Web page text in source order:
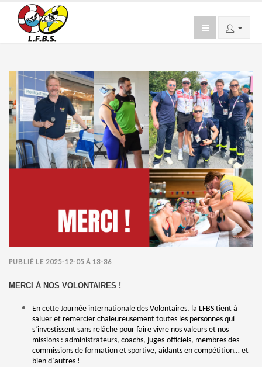
PUBLIÉ LE 2025-12-05 À 13-36
MERCI À NOS VOLONTAIRES !
En cette Journée internationale des Volontaires, la LFBS tient à
saluer et remercier chaleureusement toutes les personnes qui
s’investissent sans relâche pour faire vivre nos valeurs et nos
missions : administrateurs, coachs, juges-officiels, membres des
commissions de formation et sportive, aidants en compétition… et
bien d’autres !